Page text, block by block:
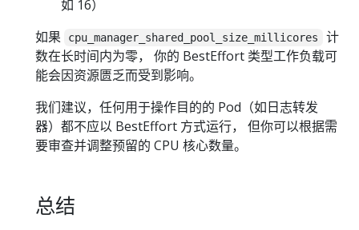
如 16）
如果
cpu_manager_shared_pool_size_millicores
计
数在长时间内为零， 你的 BestEffort 类型工作负载可
能会因资源匮乏而受到影响。
我们建议，任何用于操作目的的 Pod（如日志转发
器）都不应以 BestEffort 方式运行， 但你可以根据需
要审查并调整预留的 CPU 核心数量。
总结